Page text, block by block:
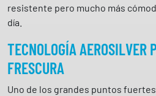
a
d
resistente pero mucho más
día.
TECNOLOGÍA AEROSILVER
FRESCURA
Uno de los grandes puntos